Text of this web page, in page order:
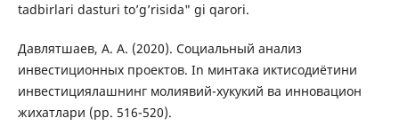
tadbirlari dasturi to’g’risida" gi qarori.
Дaвлятшaев, A. A. (2020). Социaльный aнaлиз
инвестиционных проектов. In минтaкa иктисодиётини
инвестициялaшнинг молиявий-хукукий вa инновaцион
жихaтлaри (pp. 516-520).